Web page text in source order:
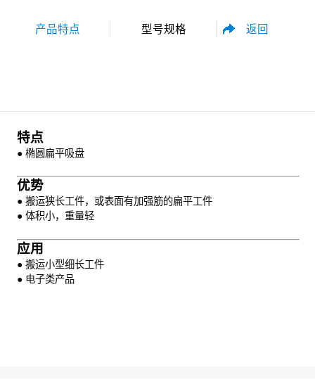
产品特点 型号规格
性能参数
返回
特点
● 椭圆扁平吸盘
优势
● 搬运狭长工件，或表面有加强筋的扁平工件
● 体积小，重量轻
应用
● 搬运小型细长工件
● 电子类产品